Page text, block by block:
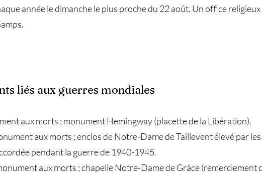
année le dimanche le plus proche du 22 août. Un office
liés aux guerres mondiales
aux morts ; monument Hemingway (placette de la Libération).
aux morts ; enclos de Notre-Dame de Taillevent élevé par
pendant la guerre de 1940-1945.
aux morts ; chapelle Notre-Dame de Grâce (remerciement